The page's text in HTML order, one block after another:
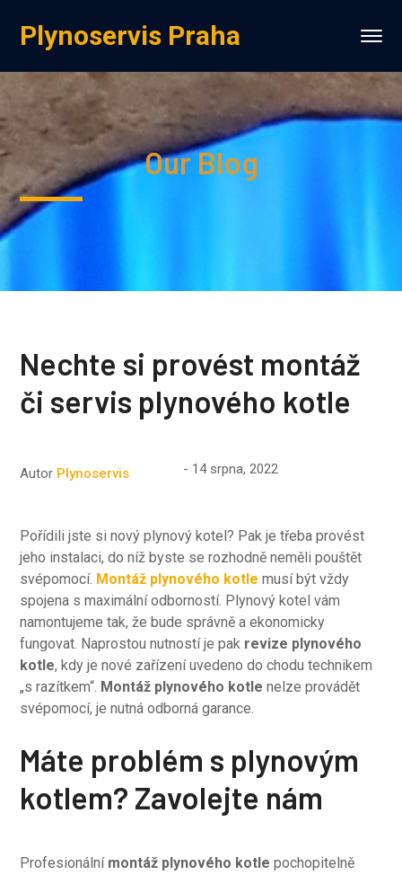
Plynoservis Praha
Our Blog
Nechte si provést montáž
či servis plynového kotle
Autor Plynoservis 14 srpna, 2022
Pořídili jste si nový plynový kotel? Pak je třeba provést
jeho instalaci, do níž byste se rozhodně neměli pouštět
svépomocí. Montáž plynového kotle musí být vždy
spojena s maximální odborností. Plynový kotel vám
namontujeme tak, že bude správně a ekonomicky
fungovat. Naprostou nutností je pak revize plynového
kotle, kdy je nové zařízení uvedeno do chodu technikem
„s razítkem“. Montáž plynového kotle nelze provádět
svépomocí, je nutná odborná garance.
Máte problém s plynovým
kotlem? Zavolejte nám
Profesionální montáž plynového kotle pochopitelně